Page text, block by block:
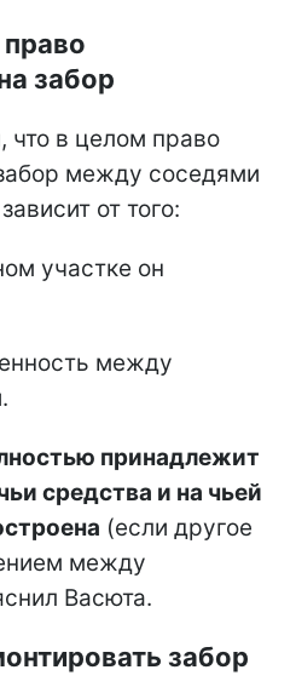
право
забор
что в целом право
между соседями
от того:
участке он
между
принадлежит
средства и на чьей
(если другое
между
Васюта.
забор